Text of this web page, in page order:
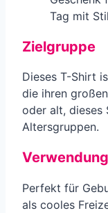
Tag mit
Zielgruppe
Dieses T-Shirt
die ihren
oder alt, dieses
Altersgruppen.
Verwendung
Perfekt für
als cooles